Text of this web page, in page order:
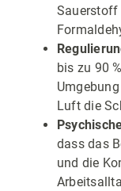
Sauerstoff
bis zu 90
Luft die
dass das
und die